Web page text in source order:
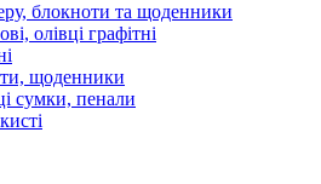
блокноти та щоденники
олівці графітні
щоденники
сумки, пенали